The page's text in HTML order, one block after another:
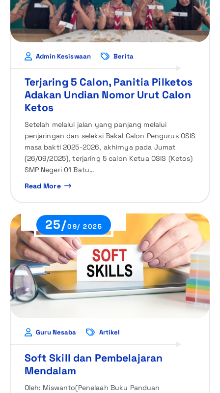
Admin Kesiswaan Berita
Terjaring 5 Calon, Panitia Pilketos
Adakan Undian Nomor Urut Calon
Ketos
Setelah melalui jalan yang panjang melalui
penjaringan dan seleksi Bakal Calon Pengurus OSIS
masa bakti 2025-2026, akhirnya pada Jumat
(26/09/2025), terjaring 5 calon Ketua OSIS (Ketos)
SMP Negeri 01 Batu…
Read More
25/09/ 2025
Guru Nesaba Artikel
Soft Skill dan Pembelajaran
Mendalam
Oleh: Miswanto(Penelaah Buku Panduan